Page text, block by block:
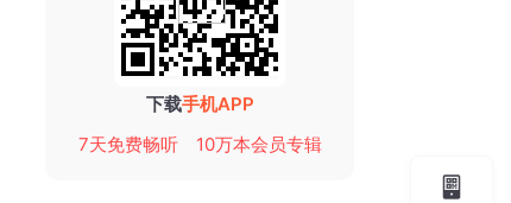
下载手机APP
7天免费畅听
10万本会员专辑